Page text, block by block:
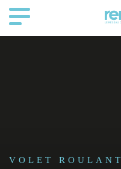
VOLET ROULANT